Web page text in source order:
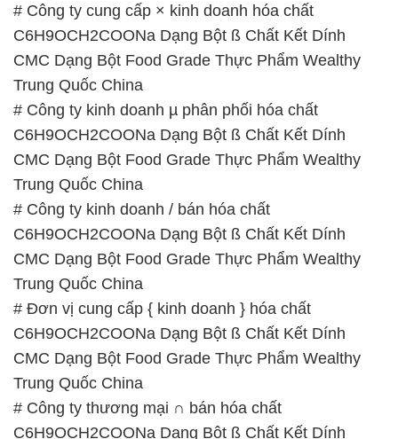
# Công ty cung cấp × kinh doanh hóa chất
C6H9OCH2COONa Dạng Bột ß Chất Kết Dính
CMC Dạng Bột Food Grade Thực Phẩm Wealthy
Trung Quốc China
# Công ty kinh doanh µ phân phối hóa chất
C6H9OCH2COONa Dạng Bột ß Chất Kết Dính
CMC Dạng Bột Food Grade Thực Phẩm Wealthy
Trung Quốc China
# Công ty kinh doanh / bán hóa chất
C6H9OCH2COONa Dạng Bột ß Chất Kết Dính
CMC Dạng Bột Food Grade Thực Phẩm Wealthy
Trung Quốc China
# Đơn vị cung cấp { kinh doanh } hóa chất
C6H9OCH2COONa Dạng Bột ß Chất Kết Dính
CMC Dạng Bột Food Grade Thực Phẩm Wealthy
Trung Quốc China
# Công ty thương mại ∩ bán hóa chất
C6H9OCH2COONa Dạng Bột ß Chất Kết Dính